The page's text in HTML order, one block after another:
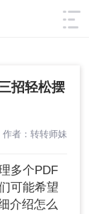
筛选
招轻松摆
作者：转转师妹
多个PDF
可能希望
介绍怎么